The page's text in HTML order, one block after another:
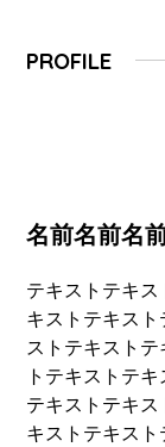
PROFILE
名前名前名
テキストテキ
キストテキス
ストテキスト
トテキストテ
テキストテキ
キストテキス